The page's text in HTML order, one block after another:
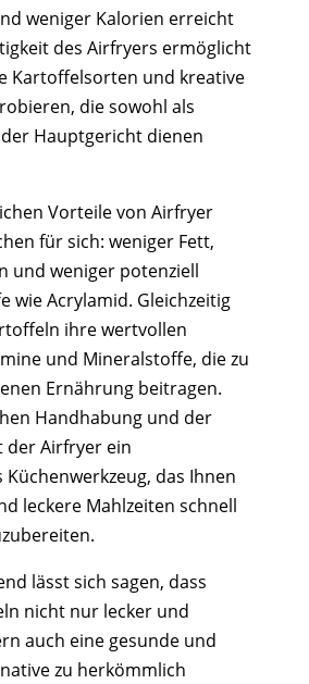
weniger Kalorien erreicht
des Airfryers ermöglicht
Kartoffelsorten und kreative
die sowohl als
Hauptgericht dienen
Vorteile von Airfryer
für sich: weniger Fett,
und weniger potenziell
wie Acrylamid. Gleichzeitig
ihre wertvollen
und Mineralstoffe, die zu
Ernährung beitragen.
Handhabung und der
der Airfryer ein
das Ihnen
leckere Mahlzeiten schnell
lässt sich sagen, dass
nicht nur lecker und
auch eine gesunde und
zu herkömmlich